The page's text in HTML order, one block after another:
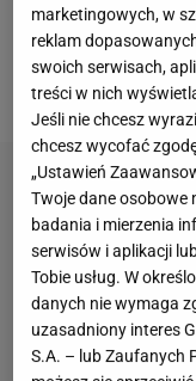
stworzyć tabelę
ostatnich kolejek,
miejscu.
marketingowych, w
reklam
swoich serwisach,
treści w nich
Jeśli nie chcesz
chcesz wycofać
„Ustawień
Twoje dane osobowe
badania i mierzenia
serwisów i aplikacji
Tobie usług. W
danych nie wymaga
uzasadniony interes
S.A. – lub Zaufanych